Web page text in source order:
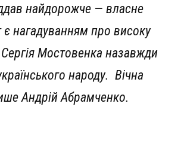
найдорожче — власне
є нагадуванням про високу
Сергія Мостовенка назавжди
народу. Вічна
Андрій Абрамченко.